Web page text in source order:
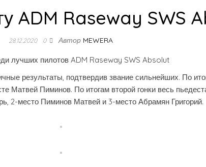
ADM Raseway SWS
28.12.2020 0 Автор MEWERA
лучших пилотов ADM Raseway SWS Absolut
результаты, подтвердив звание сильнейших. По
Матвей Пиминов. По итогам второй гонки весь
2-место Пиминов Матвей и 3-место Абрамян Григорий.